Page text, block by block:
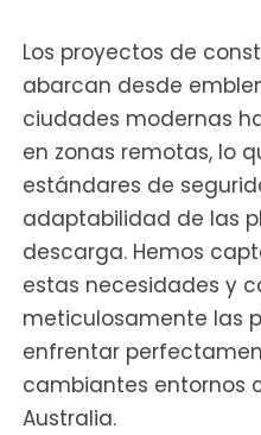
Los proyectos de
abarcan desde
ciudades modernas
en zonas remotas, lo
estándares de
adaptabilidad de las
descarga. Hemos
estas necesidades y
meticulosamente las
enfrentar
cambiantes entornos
Australia.